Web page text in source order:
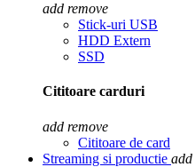
add remove
Stick-uri USB
HDD Extern
SSD
Cititoare carduri
add remove
Cititoare de card
Streaming si productie add